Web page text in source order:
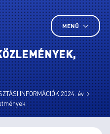
MENÜ
INFORMÁCIÓK 2024. év